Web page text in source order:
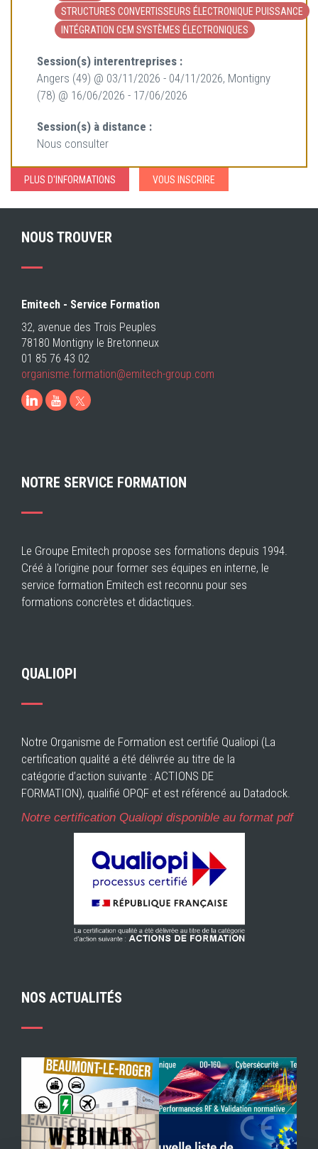
STRUCTURES CONVERTISSEURS ÉLECTRONIQUE PUISSANCE
INTÉGRATION CEM SYSTÈMES ÉLECTRONIQUES
Session(s) interentreprises :
Angers (49) @ 03/11/2026 - 04/11/2026, Montigny
(78) @ 16/06/2026 - 17/06/2026
Session(s) à distance :
Nous consulter
PLUS D'INFORMATIONS VOUS INSCRIRE
NOUS TROUVER
Emitech - Service Formation
32, avenue des Trois Peuples
78180 Montigny le Bretonneux
01 85 76 43 02
organisme.formation@emitech-group.com
LinkedIn
Youtube
NOTRE SERVICE FORMATION
Le Groupe Emitech propose ses formations depuis 1994.
Créé à l'origine pour former ses équipes en interne, le
service formation Emitech est reconnu pour ses
formations concrètes et didactiques.
QUALIOPI
Notre Organisme de Formation est certifié Qualiopi (La
certification qualité a été délivrée au titre de la
catégorie d’action suivante : ACTIONS DE
FORMATION), qualifié OPQF et est référencé au Datadock.
Notre certification Qualiopi disponible au format pdf
NOS ACTUALITÉS